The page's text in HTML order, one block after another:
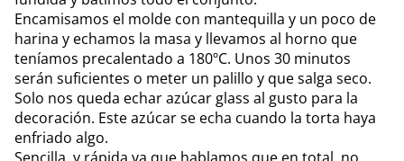
Encamisamos el molde con mantequilla y un poco de
harina y echamos la masa y llevamos al horno que
teníamos precalentado a 180ºC. Unos 30 minutos
serán suficientes o meter un palillo y que salga seco.
Solo nos queda echar azúcar glass al gusto para la
decoración. Este azúcar se echa cuando la torta haya
enfriado algo.